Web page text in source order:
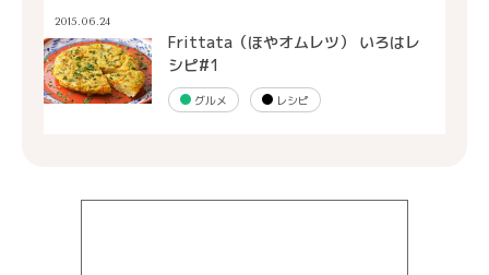
2015.06.24
Frittata（ほやオムレツ） いろはレ
シピ#1
グルメ レシピ